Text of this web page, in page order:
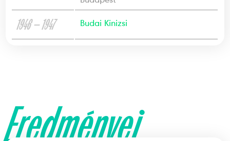
1946 — 1947 Budai Kinizsi
Eredményei